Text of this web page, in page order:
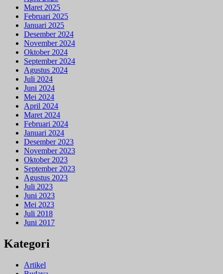
Maret 2025
Februari 2025
Januari 2025
Desember 2024
November 2024
Oktober 2024
September 2024
Agustus 2024
Juli 2024
Juni 2024
Mei 2024
April 2024
Maret 2024
Februari 2024
Januari 2024
Desember 2023
November 2023
Oktober 2023
September 2023
Agustus 2023
Juli 2023
Juni 2023
Mei 2023
Juli 2018
Juni 2017
Kategori
Artikel